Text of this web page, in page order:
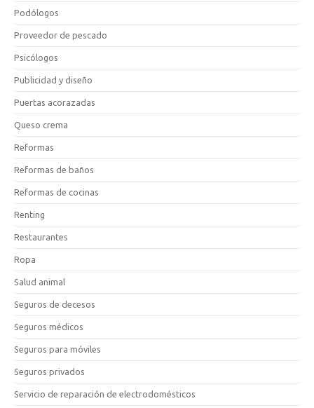
Podólogos
Proveedor de pescado
Psicólogos
Publicidad y diseño
Puertas acorazadas
Queso crema
Reformas
Reformas de baños
Reformas de cocinas
Renting
Restaurantes
Ropa
Salud animal
Seguros de decesos
Seguros médicos
Seguros para móviles
Seguros privados
Servicio de reparación de electrodomésticos